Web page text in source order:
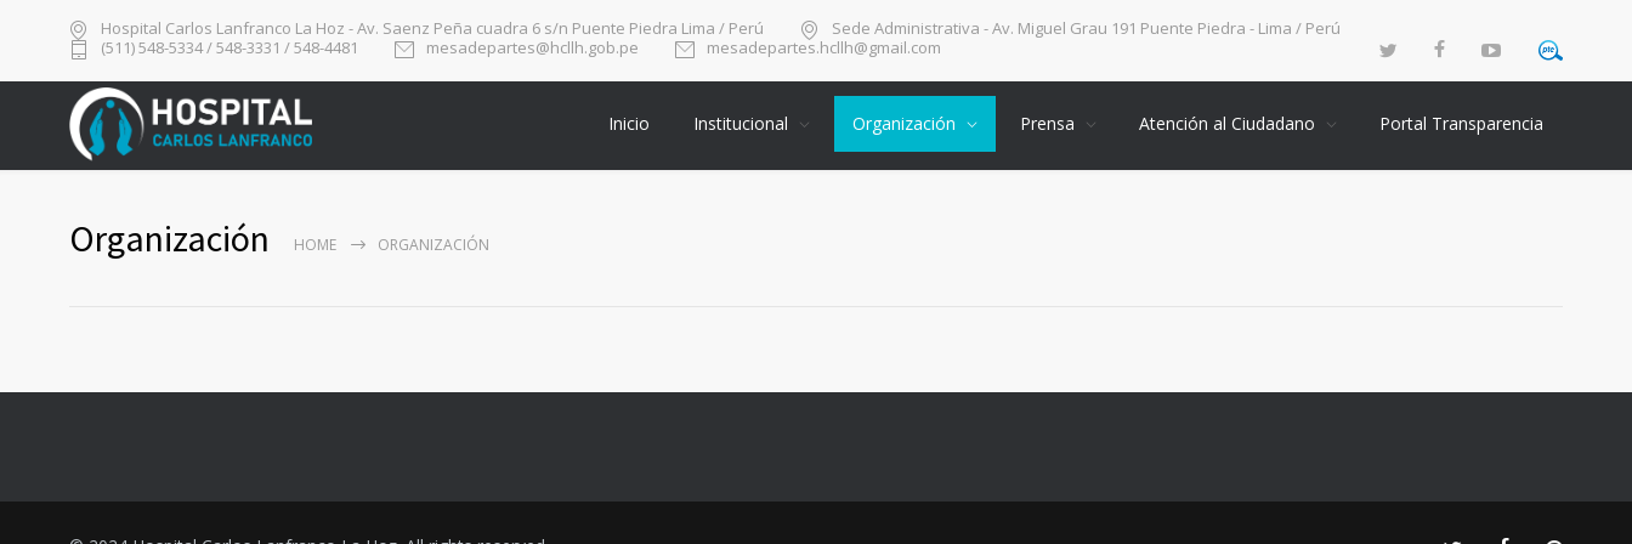
Hospital Carlos Lanfranco La Hoz - Av. Saenz Peña cuadra 6 s/n Puente Piedra Lima / Perú
Sede Administrativa - Av. Miguel Grau 191 Puente Piedra - Lima / Perú
(511) 548-5334 / 548-3331 / 548-4481
mesadepartes@hcllh.gob.pe mesadepartes.hcllh@gmail.com
Inicio Institucional Organización Prensa Atención al Ciudadano Portal Transparencia
Organización HOME ORGANIZACIÓN